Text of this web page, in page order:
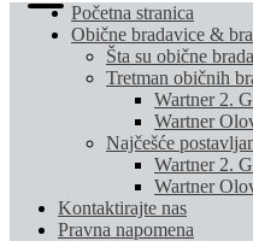
Početna stranica
Obične bradavice &
Šta su obične
Tretman običnih
Wartner 2.
Wartner
Najčešće
Wartner 2.
Wartner
Kontaktirajte nas
Pravna napomena